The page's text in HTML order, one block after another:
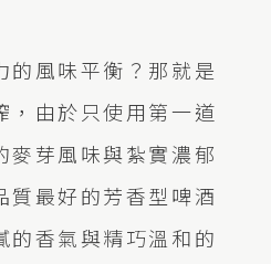
的風味平衡？那就是
，由於只使用第一道
麥芽風味與紮實濃郁
質最好的芳香型啤酒
的香氣與精巧溫和的